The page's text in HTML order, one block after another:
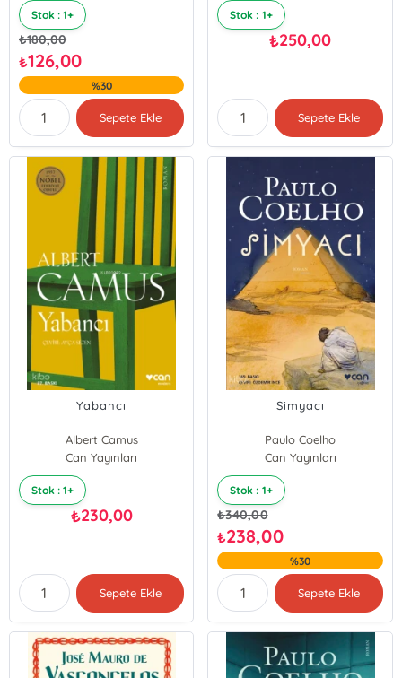
Stok : 1+
₺180,00
₺126,00
%30
Sepete Ekle
Stok : 1+
₺250,00
Sepete Ekle
Yabancı
Albert Camus
Can Yayınları
Stok : 1+
₺230,00
Sepete Ekle
Simyacı
Paulo Coelho
Can Yayınları
Stok : 1+
₺340,00
₺238,00
%30
Sepete Ekle